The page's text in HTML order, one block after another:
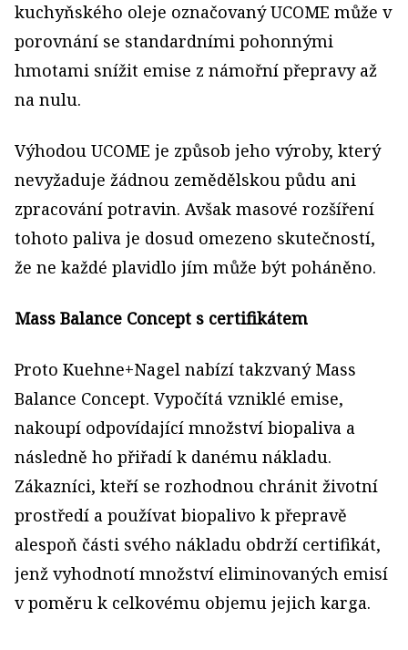
kuchyňského oleje označovaný UCOME může v
porovnání se standardními pohonnými
hmotami snížit emise z námořní přepravy až
na nulu.
Výhodou UCOME je způsob jeho výroby, který
nevyžaduje žádnou zemědělskou půdu ani
zpracování potravin. Avšak masové rozšíření
tohoto paliva je dosud omezeno skutečností,
že ne každé plavidlo jím může být poháněno.
Mass Balance Concept s certifikátem
Proto Kuehne+Nagel nabízí takzvaný Mass
Balance Concept. Vypočítá vzniklé emise,
nakoupí odpovídající množství biopaliva a
následně ho přiřadí k danému nákladu.
Zákazníci, kteří se rozhodnou chránit životní
prostředí a používat biopalivo k přepravě
alespoň části svého nákladu obdrží certifikát,
jenž vyhodnotí množství eliminovaných emisí
v poměru k celkovému objemu jejich karga.